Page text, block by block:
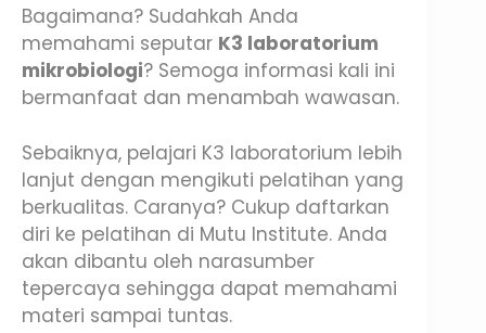
Bagaimana? Sudahkah Anda
memahami seputar K3 laboratorium
mikrobiologi? Semoga informasi kali ini
bermanfaat dan menambah wawasan.
Sebaiknya, pelajari K3 laboratorium lebih
lanjut dengan mengikuti pelatihan yang
berkualitas. Caranya? Cukup daftarkan
diri ke pelatihan di Mutu Institute. Anda
akan dibantu oleh narasumber
tepercaya sehingga dapat memahami
materi sampai tuntas.